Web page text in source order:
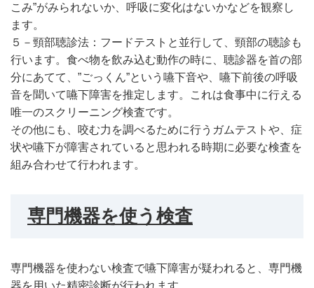
こみ”がみられないか、呼吸に変化はないかなどを観察し
ます。
５－頸部聴診法：フードテストと並行して、頸部の聴診も
行います。食べ物を飲み込む動作の時に、聴診器を首の部
分にあてて、”ごっくん”という嚥下音や、嚥下前後の呼吸
音を聞いて嚥下障害を推定します。これは食事中に行える
唯一のスクリーニング検査です。
その他にも、咬む力を調べるために行うガムテストや、症
状や嚥下が障害されていると思われる時期に必要な検査を
組み合わせて行われます。
専門機器を使う検査
専門機器を使わない検査で嚥下障害が疑われると、専門機
器を用いた精密診断が行われます。